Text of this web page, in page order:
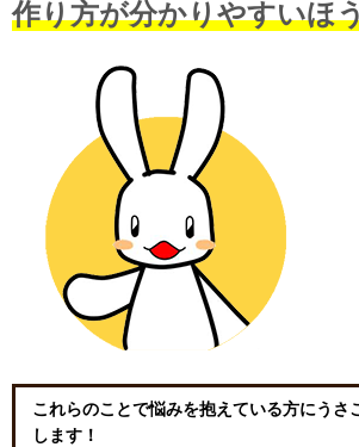
作り方が分かりやすいほ
これらのことで悩みを抱えている方にうさ
します！